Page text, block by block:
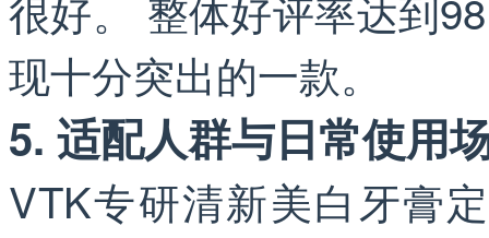
现十分突出的一款。
5. 适配人群与日常使用
VTK专研清新美白牙膏